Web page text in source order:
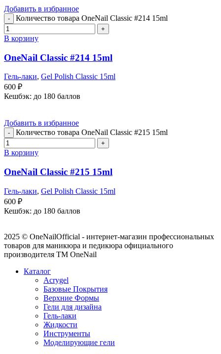
Добавить в избранное
Количество товара OneNail Classic #214 15ml
В корзину
OneNail Classic #214 15ml
Гель-лаки, Gel Polish Classic 15ml
600 ₽
Кешбэк: до 180 баллов
Добавить в избранное
Количество товара OneNail Classic #215 15ml
В корзину
OneNail Classic #215 15ml
Гель-лаки, Gel Polish Classic 15ml
600 ₽
Кешбэк: до 180 баллов
2025 © OneNailOfficial - интернет-магазин профессиональных
товаров для маникюра и педикюра официального
производителя ТМ OneNail
Каталог
Acrygel
Базовые Покрытия
Верхние Формы
Гели для дизайна
Гель-лаки
Жидкости
Инструменты
Моделирующие гели